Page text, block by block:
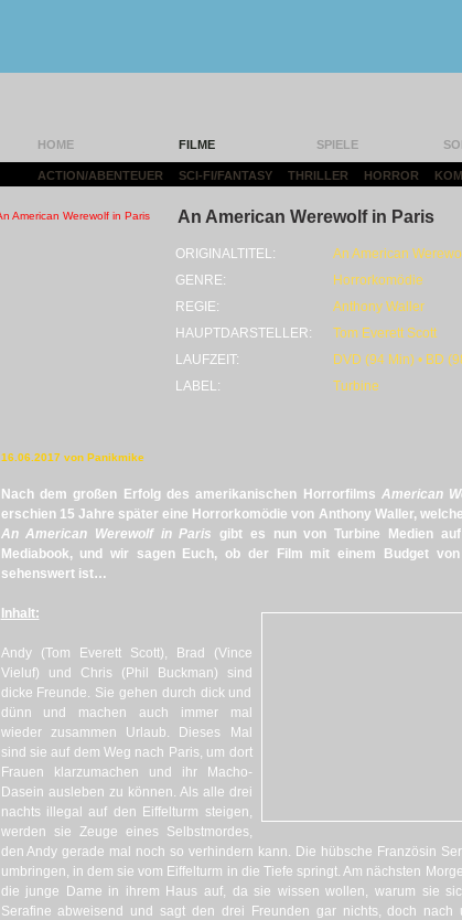
HOME FILME SPIELE
ACTION/ABENTEUER SCI-FI/FANTASY THRILLER HORROR
An American Werewolf in Paris
ORIGINALTITEL:
An American
GENRE:
Horrorkomödie
REGIE:
Anthony Waller
HAUPTDARSTELLER:
Tom Everett Scott
LAUFZEIT:
DVD (94 Min) • BD
LABEL:
Turbine
16.06.2017 von Panikmike
Nach dem großen Erfolg des amerikanischen Horrorfilms American
erschien 15 Jahre später eine Horrorkomödie von Anthony Waller,
An American Werewolf in Paris gibt es nun von Turbine Medien
Mediabook, und wir sagen Euch, ob der Film mit einem Budget
sehenswert ist…
Inhalt:
Andy (Tom Everett Scott), Brad (Vince
Vieluf) und Chris (Phil Buckman) sind
dicke Freunde. Sie gehen durch dick und
dünn und machen auch immer mal
wieder zusammen Urlaub. Dieses Mal
sind sie auf dem Weg nach Paris, um dort
Frauen klarzumachen und ihr Macho-
Dasein ausleben zu können. Als alle drei
nachts illegal auf den Eiffelturm steigen,
werden sie Zeuge eines Selbstmordes,
den Andy gerade mal noch so verhindern kann. Die hübsche Französin
umbringen, in dem sie vom Eiffelturm in die Tiefe springt. Am nächsten
die junge Dame in ihrem Haus auf, da sie wissen wollen, warum sie
Serafine abweisend und sagt den drei Freunden gar nichts, doch